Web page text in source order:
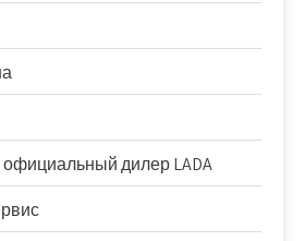
дилер LADA